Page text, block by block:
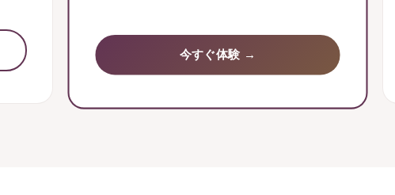
今すぐ体験 →